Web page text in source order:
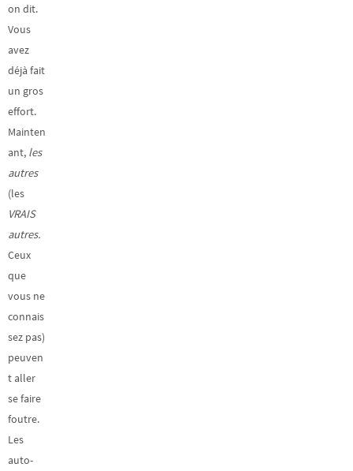
on dit.
Vous
avez
déjà fait
un gros
effort.
Mainten
ant, les
autres
(les
VRAIS
autres.
Ceux
que
vous ne
connais
sez pas)
peuven
t aller
se faire
foutre.
Les
auto-